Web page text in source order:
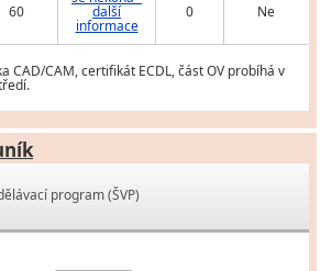
60 další
informace
0 Ne
CAD/CAM, certifikát ECDL, část OV probíhá v
program (ŠVP)